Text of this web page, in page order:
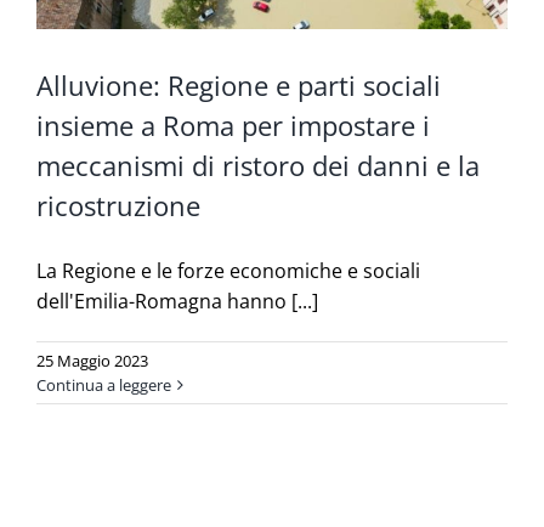
Alluvione: Regione e parti sociali
insieme a Roma per impostare i
meccanismi di ristoro dei danni e la
ricostruzione
La Regione e le forze economiche e sociali
dell'Emilia-Romagna hanno [...]
25 Maggio 2023
Continua a leggere